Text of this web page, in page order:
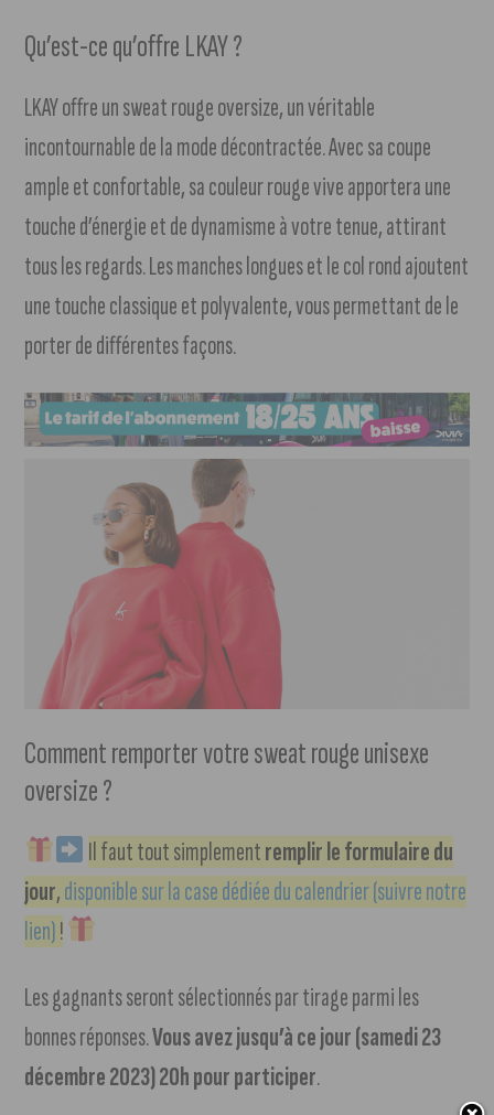
Qu’est-ce qu’offre LKAY ?
LKAY offre un sweat rouge oversize, un véritable
incontournable de la mode décontractée. Avec sa coupe
ample et confortable, sa couleur rouge vive apportera une
touche d’énergie et de dynamisme à votre tenue, attirant
tous les regards. Les manches longues et le col rond ajoutent
une touche classique et polyvalente, vous permettant de le
porter de différentes façons.
Comment remporter votre sweat rouge unisexe
oversize ?
Il faut tout simplementremplir le formulaire du
jour,disponible sur la case dédiée du calendrier (suivre notre
lien)!
Les gagnants seront sélectionnés par tirage parmi les
bonnes réponses.Vous avez jusqu’à ce jour (samedi 23
décembre 2023) 20h pour participer.